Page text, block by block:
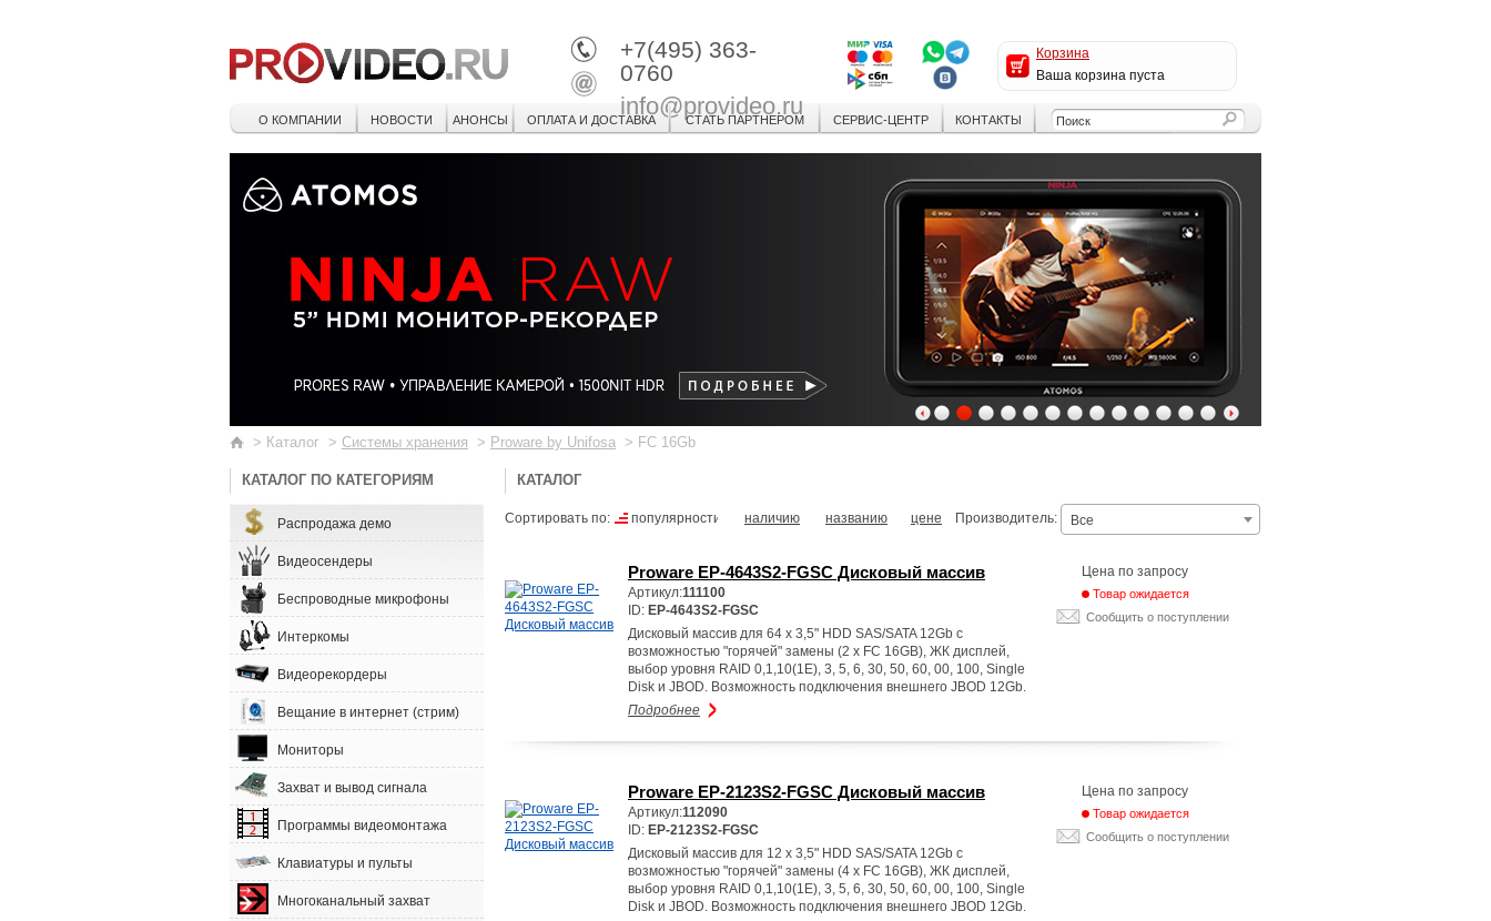
+7(495) 363-
0760
info@provideo.ru
Корзина
Ваша корзина пуста
О КОМПАНИИ НОВОСТИ АНОНСЫ ОПЛАТА И ДОСТАВКА СТАТЬ ПАРТНЕРОМ СЕРВИС-ЦЕНТР КОНТАКТЫ
1 2 3 4 5 6 7 8 9 10111213
> Каталог > Системы хранения > Proware by Unifosa > FC 16Gb
КАТАЛОГ ПО КАТЕГОРИЯМ
Распродажа демо
Видеосендеры
Беспроводные микрофоны
Интеркомы
Видеорекордеры
Вещание в интернет (стрим)
Мониторы
Захват и вывод сигнала
Программы видеомонтажа
Клавиатуры и пульты
Многоканальный захват
КАТАЛОГ
Сортировать по: популярности наличию названию цене Производитель: Все
Proware EP-4643S2-FGSC Дисковый массив
Артикул:111100
ID: EP-4643S2-FGSC
Дисковый массив для 64 x 3,5" HDD SAS/SATA 12Gb с
возможностью "горячей" замены (2 x FC 16GB), ЖК дисплей,
выбор уровня RAID 0,1,10(1E), 3, 5, 6, 30, 50, 60, 00, 100, Single
Disk и JBOD. Возможность подключения внешнего JBOD 12Gb.
Подробнее
Цена по запросу
Товар ожидается
Сообщить о поступлении
Proware EP-2123S2-FGSC Дисковый массив
Артикул:112090
ID: EP-2123S2-FGSC
Дисковый массив для 12 x 3,5" HDD SAS/SATA 12Gb с
возможностью "горячей" замены (4 x FC 16GB), ЖК дисплей,
выбор уровня RAID 0,1,10(1E), 3, 5, 6, 30, 50, 60, 00, 100, Single
Disk и JBOD. Возможность подключения внешнего JBOD 12Gb.
Цена по запросу
Товар ожидается
Сообщить о поступлении